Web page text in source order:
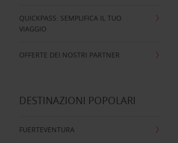
QUICKPASS: SEMPLIFICA IL TUO
VIAGGIO
OFFERTE DEI NOSTRI PARTNER
DESTINAZIONI POPOLARI
FUERTEVENTURA